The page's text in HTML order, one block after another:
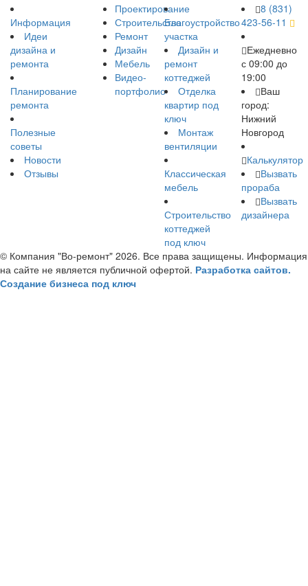
Информация
Идеи
дизайна и
ремонта
Планирование
ремонта
Полезные
советы
Новости
Отзывы
Проектирование
Строительство
Ремонт
Дизайн
Мебель
Видео-
портфолио
Благоустройство
участка
Дизайн и
ремонт
коттеджей
Отделка
квартир под
ключ
Монтаж
вентиляции
Классическая
мебель
Строительство
коттеджей
под ключ
8 (831)
423-56-11
Ежедневно
с 09:00 до
19:00
Ваш
город:
Нижний
Новгород
Калькулятор
Вызвать
прораба
Вызвать
дизайнера
© Компания "Во-ремонт" 2026. Все права защищены. Информация
на сайте не является публичной офертой. Разработка сайтов.
Создание бизнеса под ключ